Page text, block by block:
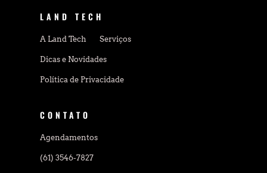
LAND TECH
A Land Tech Serviços
Dicas e Novidades
Política de Privacidade
CONTATO
Agendamentos
(61) 3546-7827